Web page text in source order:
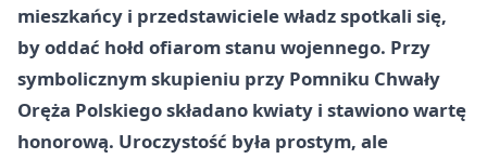
mieszkańcy i przedstawiciele władz spotkali się,
by oddać hołd ofiarom stanu wojennego. Przy
symbolicznym skupieniu przy Pomniku Chwały
Oręża Polskiegoskładano kwiaty i stawiono wartę
honorową. Uroczystość była prostym, ale